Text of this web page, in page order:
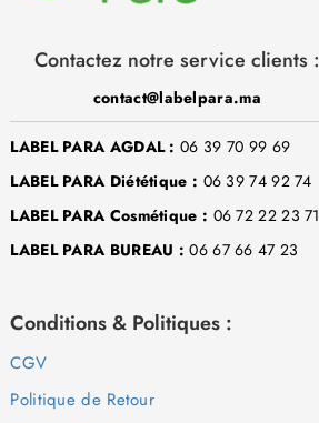
Contactez notre service clients :
contact@labelpara.ma
LABEL PARA AGDAL : 06 39 70 99 69
LABEL PARA Diététique : 06 39 74 92 74
LABEL PARA Cosmétique : 06 72 22 23 71
LABEL PARA BUREAU : 06 67 66 47 23
Conditions & Politiques :
CGV
Politique de Retour